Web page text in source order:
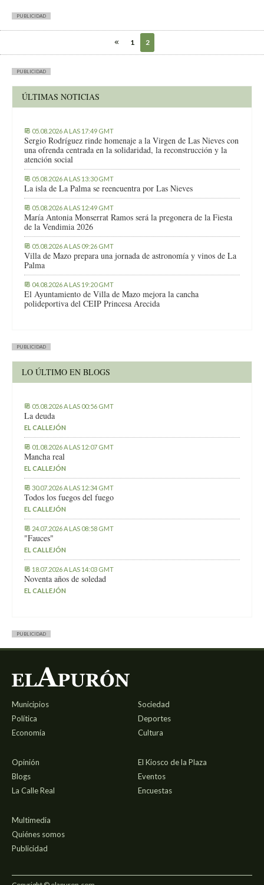
PUBLICIDAD
1 2
PUBLICIDAD
ÚLTIMAS NOTICIAS
05.08.2026 A LAS 17:49 GMT
Sergio Rodríguez rinde homenaje a la Virgen de Las Nieves con
una ofrenda centrada en la solidaridad, la reconstrucción y la
atención social
05.08.2026 A LAS 13:30 GMT
La isla de La Palma se reencuentra por Las Nieves
05.08.2026 A LAS 12:49 GMT
María Antonia Monserrat Ramos será la pregonera de la Fiesta
de la Vendimia 2026
05.08.2026 A LAS 09:26 GMT
Villa de Mazo prepara una jornada de astronomía y vinos de La
Palma
04.08.2026 A LAS 19:20 GMT
El Ayuntamiento de Villa de Mazo mejora la cancha
polideportiva del CEIP Princesa Arecida
PUBLICIDAD
LO ÚLTIMO EN BLOGS
05.08.2026 A LAS 00:56 GMT
La deuda
EL CALLEJÓN
01.08.2026 A LAS 12:07 GMT
Mancha real
EL CALLEJÓN
30.07.2026 A LAS 12:34 GMT
Todos los fuegos del fuego
EL CALLEJÓN
24.07.2026 A LAS 08:58 GMT
"Fauces"
EL CALLEJÓN
18.07.2026 A LAS 14:03 GMT
Noventa años de soledad
EL CALLEJÓN
PUBLICIDAD
Municipios
Política
Economía
Sociedad
Deportes
Cultura
Opinión
Blogs
La Calle Real
El Kiosco de la Plaza
Eventos
Encuestas
Multimedia
Quiénes somos
Publicidad